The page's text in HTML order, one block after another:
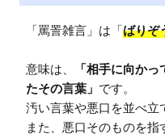
「罵詈雑言」は「ばりぞ
意味は、
「相手に向か
たその言葉」 です。
汚い言葉や悪口を並べ立
また、悪口そのものを指